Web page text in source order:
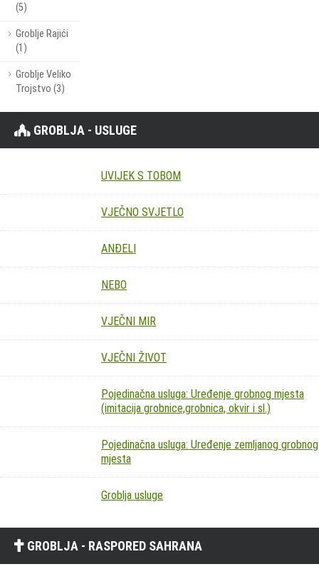
(5)
Groblje Rajići
(1)
Groblje Veliko
Trojstvo (3)
GROBLJA - USLUGE
UVIJEK S TOBOM
VJEČNO SVJETLO
ANĐELI
NEBO
VJEČNI MIR
VJEČNI ŽIVOT
Pojedinačna usluga: Uređenje grobnog mjesta
(imitacija grobnice,grobnica, okvir i sl.)
Pojedinačna usluga: Uređenje zemljanog grobnog
mjesta
Groblja usluge
GROBLJA - RASPORED SAHRANA